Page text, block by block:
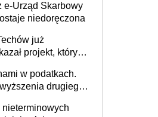
z
gospodarczej
e-Urząd Skarbowy
niedoręczona
już
projekt, który
w podatkach.
drugiego